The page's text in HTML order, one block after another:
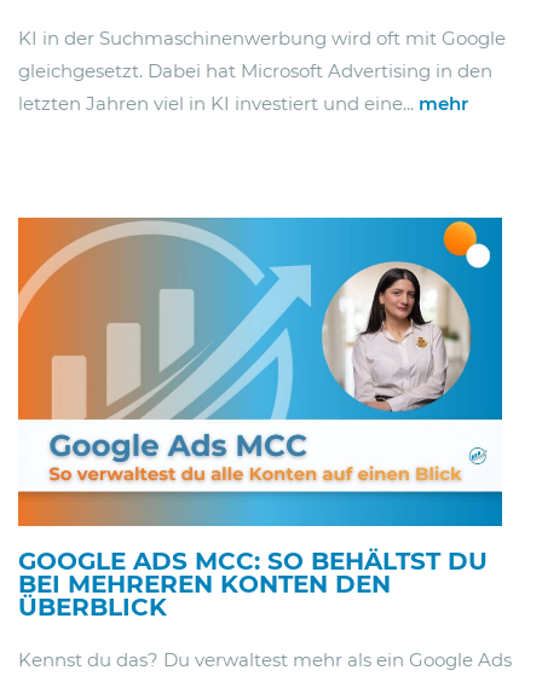
KI in der Suchmaschinenwerbung wird oft mit Google
gleichgesetzt. Dabei hat Microsoft Advertising in den
letzten Jahren viel in KI investiert und eine... mehr
GOOGLE ADS MCC: SO BEHÄLTST DU
BEI MEHREREN KONTEN DEN
ÜBERBLICK
Kennst du das? Du verwaltest mehr als ein Google Ads